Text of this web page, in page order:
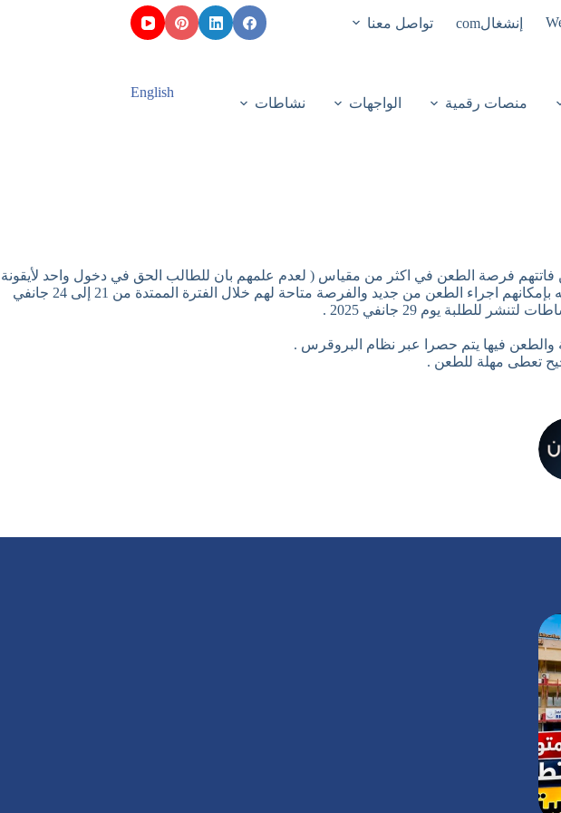
إنشغالcom تواصل معنا
منصات رقمية الواجهات نشاطات
English
فاتتهم فرصة الطعن في اكثر من مقياس ( لعدم علمهم بان للطالب الحق في دخول واحد لأيقونة
الطعن يمكنه من الطعن في نشاطات جميع المواد دفعة واحدة على الارضية ، وبعدها لا يمكن النقر عليها مجددا) ، أنه بإمكانهم اجراء الطعن من جديد والفرصة متاحة لهم خلال الفترة الممتدة من 21 إلى 24 جانفي
يوم 29 جانفي 2025 .
والطعن فيها يتم حصرا عبر نظام البروقرس .
تعطى مهلة للطعن .